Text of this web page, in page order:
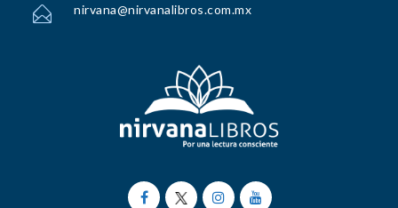
nirvana@nirvanalibros.com.mx